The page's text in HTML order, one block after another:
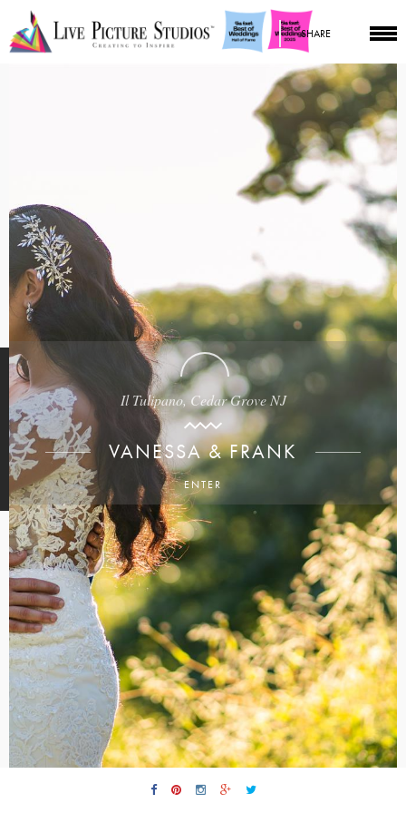
SHARE
Il Tulipano, Cedar Grove NJ
VANESSA & FRANK
ENTER